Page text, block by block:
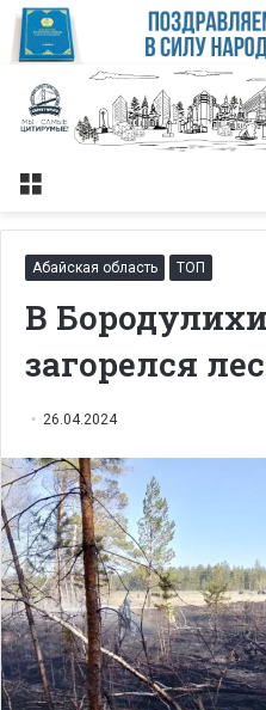
Меню
Абайская область ТОП
В
загорелся лес
26.04.2024